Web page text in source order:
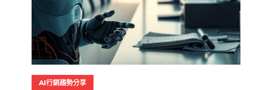
AI行銷趨勢分享